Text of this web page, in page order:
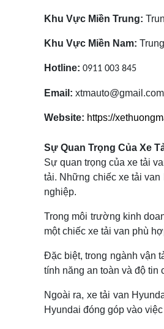
Khu Vực Miền Trung:
Khu Vực Miền Nam:
Hotline: 0911 003 845
Email: xtmauto@gmail.com
Website: https://
Sự Quan Trọng Của Xe
Sự quan trọng của xe tải
tải. Những chiếc xe tải
nghiệp.
Trong môi trường kinh
một chiếc xe tải van phù
Đặc biệt, trong ngành vận
tính năng an toàn và độ tin
Ngoài ra, xe tải van
Hyundai đóng góp vào